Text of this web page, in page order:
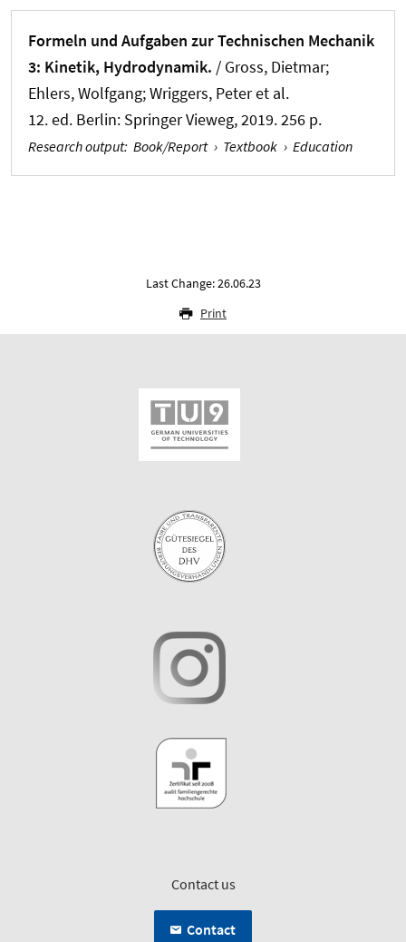
Formeln und Aufgaben zur Technischen Mechanik
3: Kinetik, Hydrodynamik. / Gross, Dietmar;
Ehlers, Wolfgang; Wriggers, Peteret al.
12. ed. Berlin: Springer Vieweg, 2019. 256 p.
Research output: Book/Report › Textbook › Education
Last Change: 26.06.23
Print
Contact us
Contact